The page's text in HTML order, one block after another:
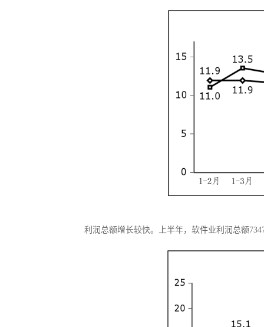
利润总额增长较快。上半年，软件业利润总额